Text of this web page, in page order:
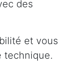
des
et vous
technique.